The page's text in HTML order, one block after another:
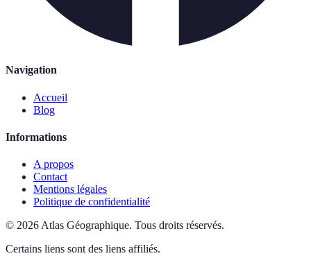
Navigation
Accueil
Blog
Informations
A propos
Contact
Mentions légales
Politique de confidentialité
© 2026 Atlas Géographique. Tous droits réservés.
Certains liens sont des liens affiliés.